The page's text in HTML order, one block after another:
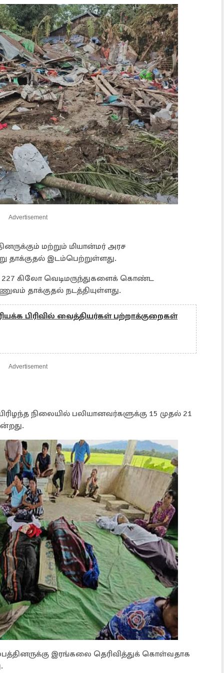
Advertisement
மற்றும் மியான்மர் அரச
தாக்குதல் இடம்பெற்றுள்ளது.
227 கிலோ வெடிமருந்துகளைக் கொண்ட
தாக்குதல் நடத்தியுள்ளது.
பிரிவில் வைத்தியர்கள் பற்றாக்குறைகள்
Advertisement
நிலையில் பலியானவர்களுக்கு 15 முதல் 21
இரங்கலை தெரிவித்துக் கொள்வதாக